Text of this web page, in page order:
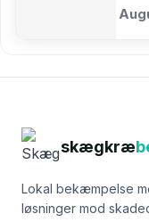
skægkræ
Lokal bekæmpelse
løsninger mod